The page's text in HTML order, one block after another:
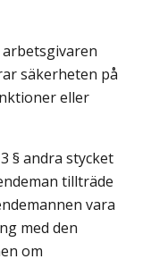
säkerheten på
eller
§ andra stycket
tillträde
vara
med den
om